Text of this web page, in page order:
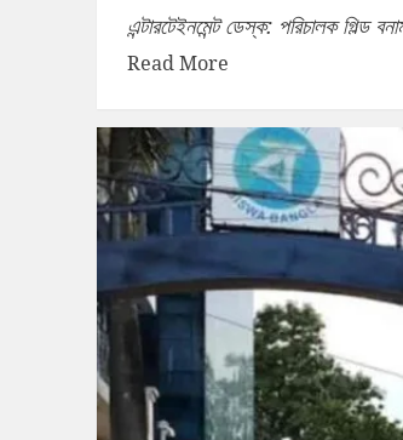
এন্টারটেইনমেন্ট ডেস্ক: পরিচালক গিল্ড
Read More